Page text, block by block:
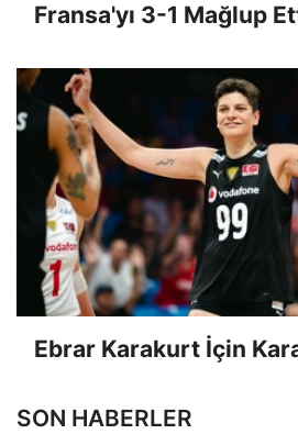
Fransa'yı 3-1 Mağlup
Ebrar Karakurt İçin
SON HABERLER